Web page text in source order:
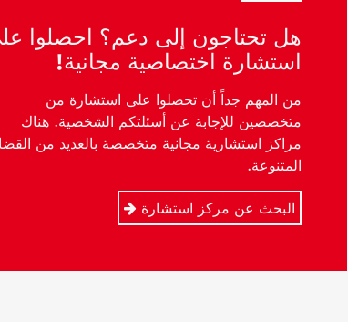
هل تحتاجون إلى دعم؟ احصلوا
استشارة اختصاصية مجانية!
من المهم جداً أن تحصلوا على استشارة من
متخصصين للإجابة عن أسئلتكم الشخصية. هناك
مراكز استشارية مجانية متخصصة بالعديد من
المتنوعة.
البحث عن مركز استشارة